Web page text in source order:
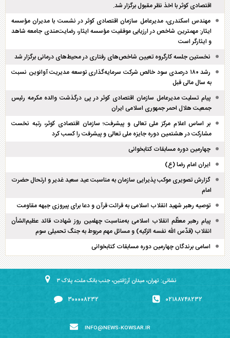
اقتصادی کوثر با اخذ نظر مقبول برگزار شد.
مهندس اسکندری، مدیرعامل سازمان اقتصادی کوثر در نشست با مدیران مؤسسه
ایثار: مهمترین شاخص در ارزیابی موفقیت مؤسسه ایثار، رضایت‌مندی جامعه شاهد
و ایثارگر است
نخستین جلسه کارگروه تعیین شاخص‌های رفتاری در محیط‌های درمانی برگزار شد
رشد ۱۸۰ درصدی سود خالص شرکت سرمایه‌گذاری توسعه مدیریت آوانوین نسبت
به سال مالی قبل
پیام تسلیت مدیرعامل سازمان اقتصادی کوثر در پی درگذشت والده مکرمه رئیس
جمعیت هلال احمر جمهوری اسلامی ایران
بر اساس اعلام مرکز ملی تعالی و پیشرفت؛ سازمان اقتصادی کوثر، رتبه نخست
مشارکت در هشتمین دوره جایزه ملی تعالی و پیشرفت را کسب کرد
چهارمین دوره مسابقات کتابخوانی
ایران امام رضا (ع)
گزارش تصویری موکب پذیرایی سازمان به مناسبت عید سعید غدیر و ارتحال حضرت
امام
توصیه رهبر شهید انقلاب اسلامی به قرائت قرآن و دعا برای پیروزی جبهه مقاومت
پیام رهبر معظّم انقلاب اسلامی به‌مناسبت چهلمین روز شهادت قائد عظیم‌الشأن
انقلاب (قدّس الله نفسه الزکیه) و مسائل مهم مربوط به جنگ تحمیلی سوم
اسامی برندگان چهارمین دوره مسابقات کتابخوانی
نشانی: تهران، میدان آرژانتین، جنب بانک ملت، پلاک ۳
۰۲۱۸۸۷۴۸۲۳۲ ۳۰۰۰۰۸۲۳۲
INFO@NEWS-KOWSAR.IR